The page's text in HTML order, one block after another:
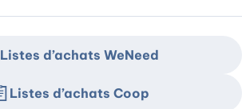
Listes d’achats WeNeed
Listes d’achats Coop